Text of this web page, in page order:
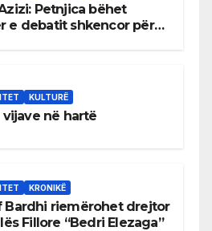
Petnjica bëhet
e debatit shkencor për
KULTURË
vijave në hartë
KRONIKË
Bardhi riemërohet drejtor
Fillore “Bedri Elezaga”